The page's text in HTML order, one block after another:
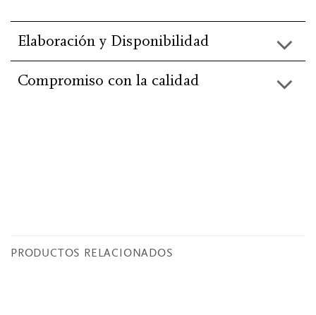
Elaboración y Disponibilidad
Compromiso con la calidad
PRODUCTOS RELACIONADOS